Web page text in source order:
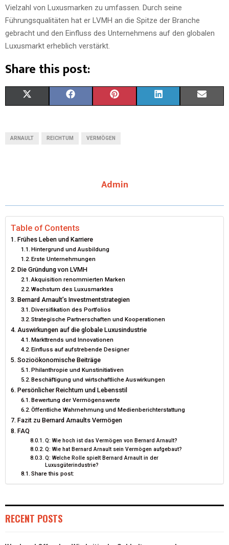
Vielzahl von Luxusmarken zu umfassen. Durch seine
Führungsqualitäten hat er LVMH an die Spitze der Branche
gebracht und den Einfluss des Unternehmens auf den globalen
Luxusmarkt erheblich verstärkt.
Share this post:
T
E
R
)
O
R
E I
ARNAULT REICHTUM VERMÖGEN
Admin
Table of Contents
Frühes Leben und Karriere
Hintergrund und Ausbildung
Erste Unternehmungen
Die Gründung von LVMH
Akquisition renommierten Marken
Wachstum des Luxusmarktes
Bernard Arnault’s Investmentstrategien
Diversifikation des Portfolios
Strategische Partnerschaften und Kooperationen
Auswirkungen auf die globale Luxusindustrie
Markttrends und Innovationen
Einfluss auf aufstrebende Designer
Sozioökonomische Beiträge
Philanthropie und Kunstinitiativen
Beschäftigung und wirtschaftliche Auswirkungen
Persönlicher Reichtum und Lebensstil
Bewertung der Vermögenswerte
Öffentliche Wahrnehmung und Medienberichterstattung
Fazit zu Bernard Arnaults Vermögen
FAQ
Q: Wie hoch ist das Vermögen von Bernard Arnault?
Q: Wie hat Bernard Arnault sein Vermögen aufgebaut?
Q: Welche Rolle spielt Bernard Arnault in der
Luxusgüterindustrie?
Share this post:
RECENT POSTS